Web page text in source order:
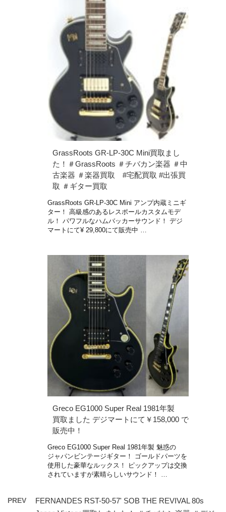
GrassRoots GR-LP-30C Mini買取まし
た！＃GrassRoots ＃チバカン楽器 ＃中
古楽器 ＃楽器買取 #宅配買取 #出張買
取 ＃ギター買取
GrassRoots GR-LP-30C Mini アンプ内蔵ミニギ
ター！ 高級感のあるレスポールカスタムモデ
ル！ パワフルなハムバッカーサウンド！ デジ
マートにて¥ 29,800にて販売中 …
Greco EG1000 Super Real 1981年製
買取ました デジマートにて￥158,000 で
販売中！
Greco EG1000 Super Real 1981年製 魅惑の
ジャパンビンテージギター！ ゴールドパーツを
使用した豪華なルックス！ ピックアップは交換
されていますが素晴らしいサウンド！ …
PREV
FERNANDES RST-50-57' SOB THE REVIVAL 80s